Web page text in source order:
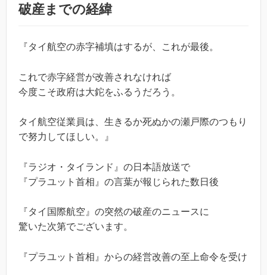
破産までの経緯
『タイ航空の赤字補填はするが、これが最後。
これで赤字経営が改善されなければ
今度こそ政府は大鉈をふるうだろう。
タイ航空従業員は、生きるか死ぬかの瀬戸際のつもり
で努力してほしい。』
『ラジオ・タイランド』の日本語放送で
『プラユット首相』の言葉が報じられた数日後
『タイ国際航空』の突然の破産のニュースに
驚いた次第でございます。
『プラユット首相』からの経営改善の至上命令を受け